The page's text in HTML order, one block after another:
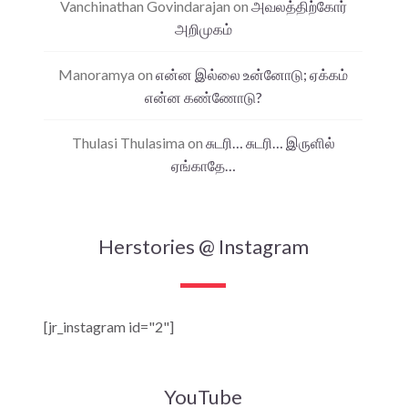
Vanchinathan Govindarajan on அவலத்திற்கோர்
அறிமுகம்
Manoramya on என்ன இல்லை உன்னோடு; ஏக்கம்
என்ன கண்ணோடு?
Thulasi Thulasima on சுடரி… சுடரி… இருளில்
ஏங்காதே…
Herstories @ Instagram
[jr_instagram id="2"]
YouTube